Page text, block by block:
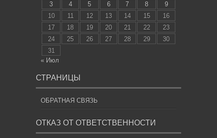
3
4 5 6 7 8
9
10
11 12 13 14 15
16
17
18 19 20 21 22
23
24
25 26 27 28 29
30
31
« Июл
СТРАНИЦЫ
ОБРАТНАЯ СВЯЗЬ
ОТКАЗ ОТ ОТВЕТСТВЕННОСТИ